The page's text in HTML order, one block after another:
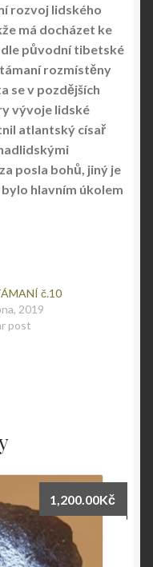
rozvoj lidského
má docházet ke
původní tibetské
rozmístěny
se v pozdějších
vývoje lidské
atlantský císař
posla bohů, jiný je
hlavním úkolem
č.10
2019
post
1,200.00Kč